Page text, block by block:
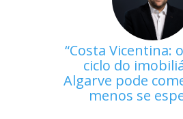
Costa Vicentina:
ciclo do
Algarve pode
menos se